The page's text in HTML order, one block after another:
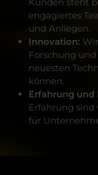
engagiertes
und Anliegen.
Innovation:
Forschung
neuesten
können.
Erfahrung und
Erfahrung
für